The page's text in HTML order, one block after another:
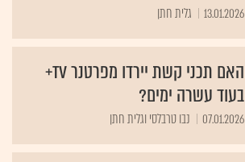
13.01.2026 גלית חתן
האם תכני קשת יירדו מפרטנר tv+
בעוד עשרה ימים?
07.01.2026 נבו טרבלסי וגלית חתן